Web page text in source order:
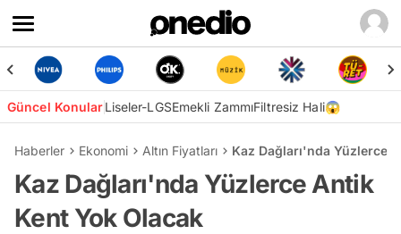
Güncel KonularLiseler-LGSEmekli ZammıFiltresiz Hali😱
Haberler Ekonomi Altın Fiyatları Kaz Dağları'nda Yüzlerce
Kaz Dağları'nda Yüzlerce Antik
Kent Yok Olacak